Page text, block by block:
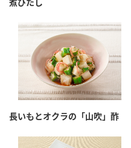
煮びたし
長いもとオクラの「山吹」酢